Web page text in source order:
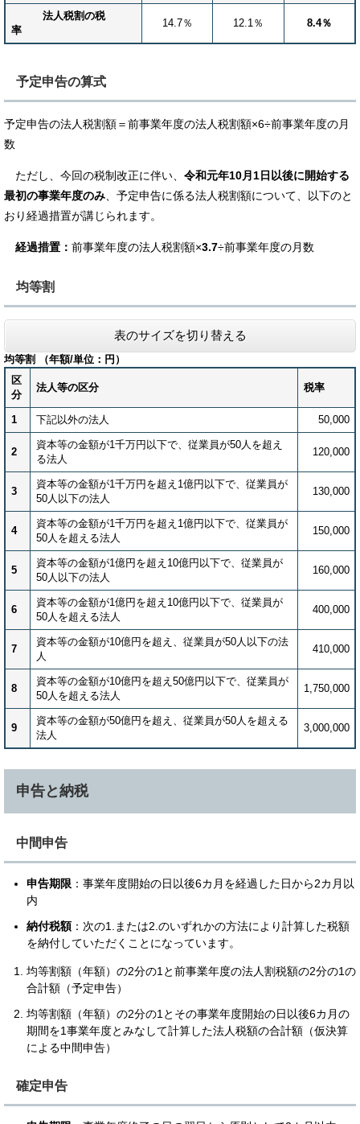
法人税割の税
率
14.7％ 12.1％ 8.4％
予定申告の算式
予定申告の法人税割額＝前事業年度の法人税割額×6÷前事業年度の月
数
ただし、今回の税制改正に伴い、 令和元年10月1日以後に開始する
最初の事業年度のみ 、予定申告に係る法人税割額について、以下のと
おり経過措置が講じられます。
経過措置： 前事業年度の法人税割額×3.7÷前事業年度の月数
均等割
表のサイズを切り替える
均等割 （年額/単位：円）
区
分
法人等の区分 税率
1 下記以外の法人 50,000
2
資本等の金額が1千万円以下で、従業員が50人を超え
る法人
120,000
3
資本等の金額が1千万円を超え1億円以下で、従業員が
50人以下の法人
130,000
4
資本等の金額が1千万円を超え1億円以下で、従業員が
50人を超える法人
150,000
5
資本等の金額が1億円を超え10億円以下で、従業員が
50人以下の法人
160,000
6
資本等の金額が1億円を超え10億円以下で、従業員が
50人を超える法人
400,000
7
資本等の金額が10億円を超え、従業員が50人以下の法
人
410,000
8
資本等の金額が10億円を超え50億円以下で、従業員が
50人を超える法人
1,750,000
9
資本等の金額が50億円を超え、従業員が50人を超える
法人
3,000,000
申告と納税
中間申告
申告期限 ：事業年度開始の日以後6カ月を経過した日から2カ月以
内
納付税額：次の1.または2.のいずれかの方法により計算した税額
を納付していただくことになっています。
均等割額（年額）の2分の1と前事業年度の法人割税額の2分の1の
合計額（予定申告）
均等割額（年額）の2分の1とその事業年度開始の日以後6カ月の
期間を1事業年度とみなして計算した法人税額の合計額（仮決算
による中間申告）
確定申告